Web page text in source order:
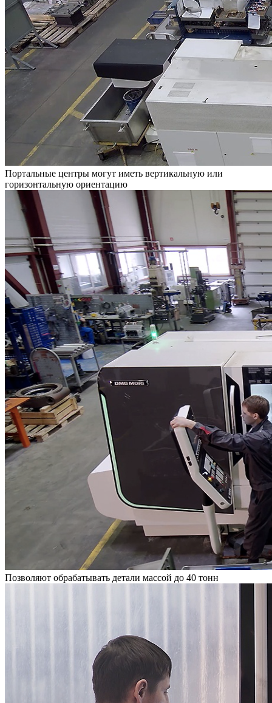
Портальные центры могут иметь вертикальную или
горизонтальную ориентацию
Позволяют обрабатывать детали массой до 40 тонн